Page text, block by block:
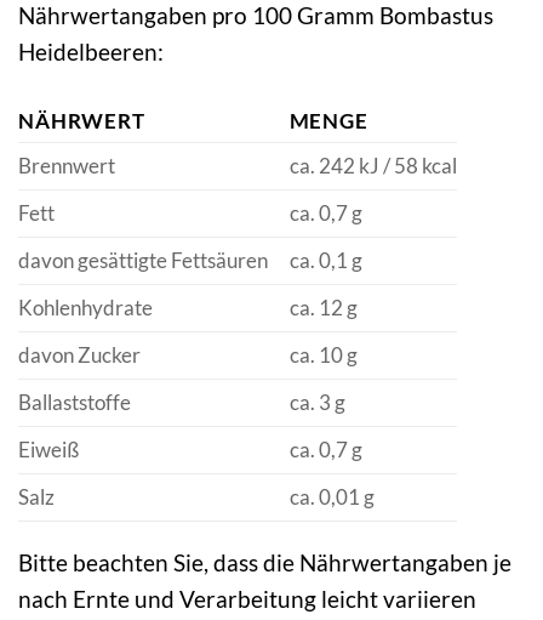
Nährwertangaben pro 100 Gramm Bombastus
Heidelbeeren:
NÄHRWERT
MENGE
Brennwert
ca. 242 kJ / 58 kcal
Fett
ca. 0,7 g
davon gesättigte Fettsäuren
ca. 0,1 g
Kohlenhydrate
ca. 12 g
davon Zucker
ca. 10 g
Ballaststoffe
ca. 3 g
Eiweiß
ca. 0,7 g
Salz
ca. 0,01 g
Bitte beachten Sie, dass die Nährwertangaben je
nach Ernte und Verarbeitung leicht variieren